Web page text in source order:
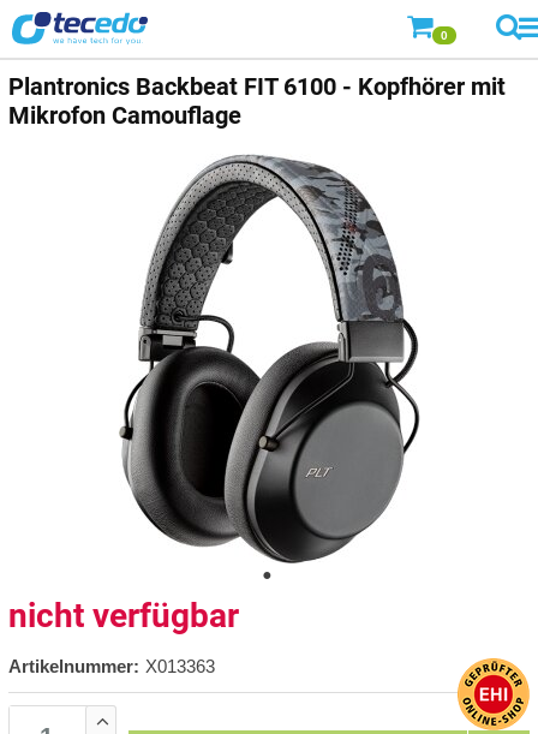
0
Plantronics Backbeat FIT 6100 - Kopfhörer mit
Mikrofon Camouflage
nicht verfügbar
Artikelnummer: X013363